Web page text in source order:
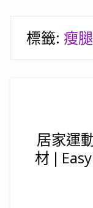
標籤: 瘦腿
居家運
材